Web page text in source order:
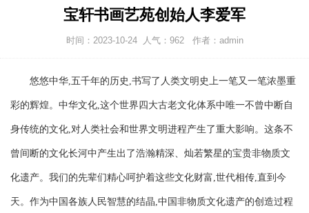
宝轩书画艺苑创始人李爱军
时间：2023-10-24 人气： 962 作者：admin
悠悠中华,五千年的历史,书写了人类文明史上一笔又一笔浓墨重
彩的辉煌。中华文化,这个世界四大古老文化体系中唯一不曾中断自
身传统的文化,对人类社会和世界文明进程产生了重大影响。这条不
曾间断的文化长河中产生出了浩瀚精深、灿若繁星的宝贵非物质文
化遗产。我们的先辈们精心呵护着这些文化财富,世代相传,直到今
天。作为中国各族人民智慧的结晶,中国非物质文化遗产的创造过程